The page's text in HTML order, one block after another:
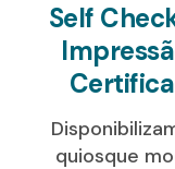
Self
quiosque